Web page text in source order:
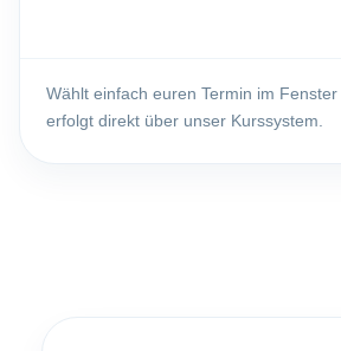
Wählt einfach euren Termin im
erfolgt direkt über unser Kurssystem.